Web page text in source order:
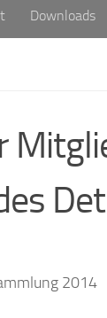
Downloads
2014